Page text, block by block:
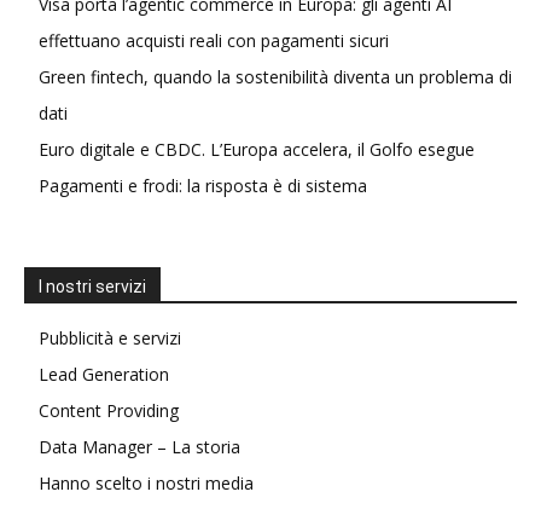
effettuano acquisti reali con pagamenti sicuri
Green fintech, quando la sostenibilità diventa un problema di
dati
Euro digitale e CBDC. L’Europa accelera, il Golfo esegue
Pagamenti e frodi: la risposta è di sistema
I nostri servizi
Pubblicità e servizi
Lead Generation
Content Providing
Data Manager – La storia
Hanno scelto i nostri media